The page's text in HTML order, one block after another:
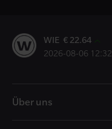
WIE € 22.64
2026-08-06 12:32
Über uns